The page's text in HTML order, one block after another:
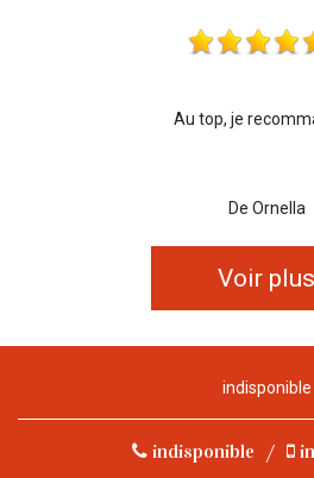
Au top, je
De Ornella
Voir plus
indisponible
indisponible /